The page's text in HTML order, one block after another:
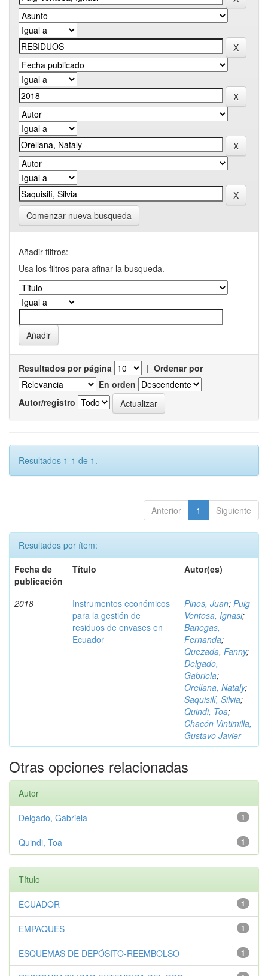
Comenzar nueva busqueda
Añadir filtros:
Usa los filtros para afinar la busqueda.
Resultados por página | Ordenar por
En orden
Autor/registro
Resultados 1-1 de 1.
Anterior 1 Siguiente
Resultados por ítem:
Fecha de
publicación
Título Autor(es)
2018
Instrumentos económicos
para la gestión de
residuos de envases en
Ecuador
Pinos, Juan; Puig
Ventosa, Ignasi;
Banegas,
Fernanda;
Quezada, Fanny;
Delgado,
Gabriela;
Orellana, Nataly;
Saquisilí, Silvia;
Quindi, Toa;
Chacón Vintimilla,
Gustavo Javier
Otras opciones relacionadas
Autor
1
Delgado, Gabriela
1
Quindi, Toa
Título
1
ECUADOR
1
EMPAQUES
1
ESQUEMAS DE DEPÓSITO-REEMBOLSO